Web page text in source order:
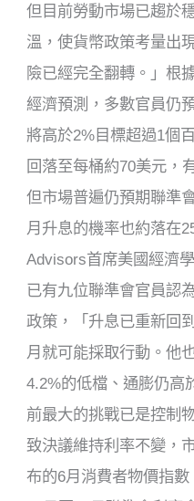
但目前勞動市場已趨於
溫，使貨幣政策考量出
險已經完全翻轉。」根
經濟預測，多數官員仍
將高於2%目標超過1個
回落至每桶約70美元，
但市場普遍仍預期聯準
月升息的機率也約落在
Advisors首席美國經濟
已有九位聯準會官員認
政策，「升息已重新回
月就可能採取行動。他
4.2%的低檔、通膨仍高
前最大的挑戰已是控制
致決議維持利率不變，
布的6月消費者物價指